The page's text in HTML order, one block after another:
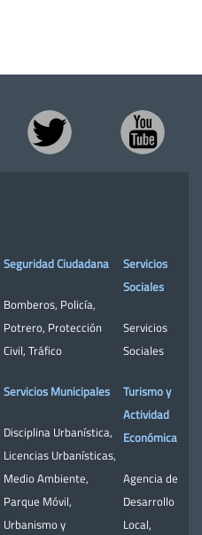
Seguridad Ciudadana
Bomberos, Policía,
Potrero, Protección
Civil, Tráfico
Servicios Municipales
Disciplina Urbanística,
Licencias Urbanísticas,
Medio Ambiente,
Parque Móvil,
Urbanismo y
Servicios
Sociales
Servicios
Sociales
Turismo y
Actividad
Económica
Agencia de
Desarrollo
Local,